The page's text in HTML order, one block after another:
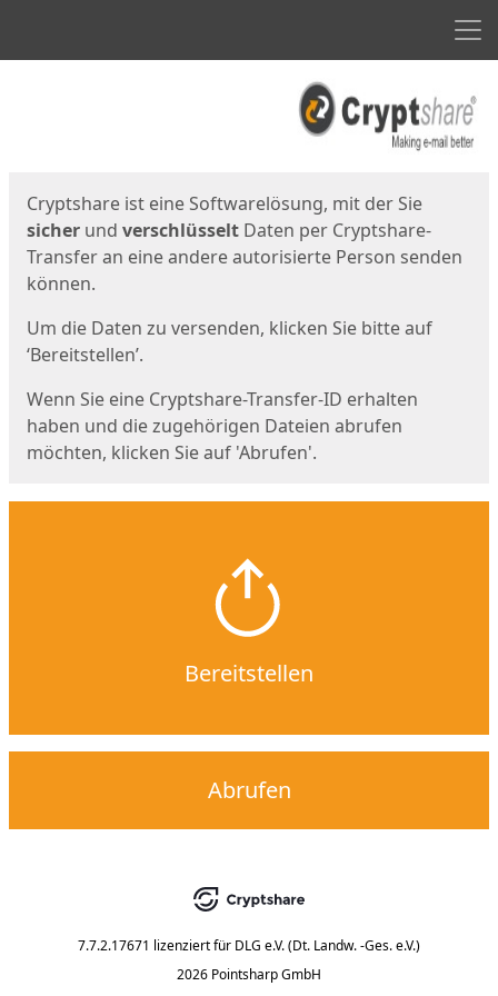
Cryptshare ist eine Softwarelösung, mit der Sie
sicher und verschlüsselt Daten per Cryptshare-
Transfer an eine andere autorisierte Person senden
können.
Um die Daten zu versenden, klicken Sie bitte auf
‘Bereitstellen’.
Wenn Sie eine Cryptshare-Transfer-ID erhalten
haben und die zugehörigen Dateien abrufen
möchten, klicken Sie auf 'Abrufen'.
Bereitstellen
Abrufen
7.7.2.17671 lizenziert für DLG e.V. (Dt. Landw. -Ges. e.V.)
2026 Pointsharp GmbH